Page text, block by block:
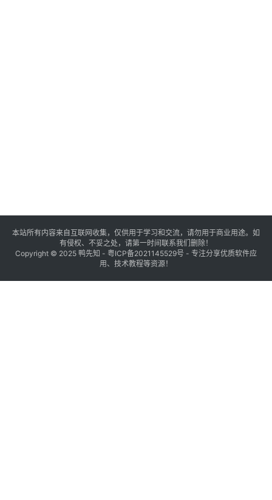
本站所有内容来自互联网收集，仅供用于学习和交流，请勿用于商业用途。如
有侵权、不妥之处，请第一时间联系我们删除！
Copyright © 2025 鸭先知 - 粤ICP备2021145529号 - 专注分享优质软件应
用、技术教程等资源！